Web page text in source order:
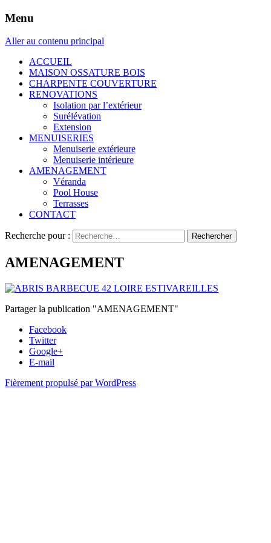
Menu
Aller au contenu principal
ACCUEIL
MAISON OSSATURE BOIS
CHARPENTE COUVERTURE
RENOVATIONS
Isolation par l’extérieur
Surélévation
Extension
MENUISERIES
Menuiserie extérieure
Menuiserie intérieure
AMENAGEMENT
Véranda
Pool House
Terrasses
CONTACT
Recherche pour :
AMENAGEMENT
Partager la publication "AMENAGEMENT"
Facebook
Twitter
Google+
E-mail
Fièrement propulsé par WordPress